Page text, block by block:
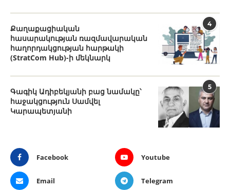
4
Քաղաքացիական
հասարակության ռազմավարական
հաղորդակցության հարթակի
(StratCom Hub)-ի մեկնարկ
5
Գագիկ Ադիբեկյանի բաց նամակը՝
հաջակցություն Սամվել
Կարապետյանի
Facebook Youtube
Email Telegram